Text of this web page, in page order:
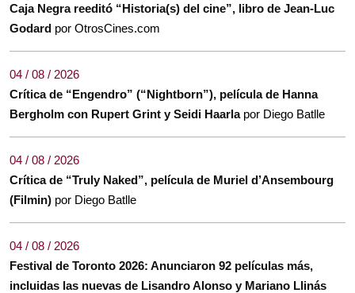
Caja Negra reeditó “Historia(s) del cine”, libro de Jean-Luc
Godard por OtrosCines.com
04 / 08 / 2026
Crítica de “Engendro” (“Nightborn”), película de Hanna
Bergholm con Rupert Grint y Seidi Haarla por Diego Batlle
04 / 08 / 2026
Crítica de “Truly Naked”, película de Muriel d’Ansembourg
(Filmin) por Diego Batlle
04 / 08 / 2026
Festival de Toronto 2026: Anunciaron 92 películas más,
incluidas las nuevas de Lisandro Alonso y Mariano Llinás